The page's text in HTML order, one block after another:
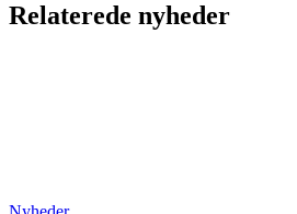
Relaterede nyheder